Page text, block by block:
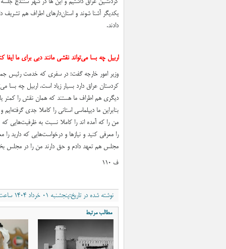
یکدیگر آشنا شوند و استان‌دارهای اطراف هم تشریف
دادند.
اربیل چه بسا می‌تواند نقشی مانند دبی برای ما ایفا
وزیر امور خارجه گفت: در سفری که خدمت رئیس
کردستان عراق دارد بسیار زیاد است. اربیل چه بسا
دیگری هم اطراف ما هستند که همان نقش را کمتر یا
بنابراین ما دیپلماسی استانی را کاملا جدی
را معرفی کنید و نیازها و درخواست‌هایی که دارید
مجلس هم تعهد دادم و حق دارند من را در مجلس
ف ۱۱۰
نوشته شده در تاریخ:پنجشنبه ۰۱ خرداد ۱۴۰۴ ساعت ۸:۰۳ب٫ظ
مطالب مرتبط